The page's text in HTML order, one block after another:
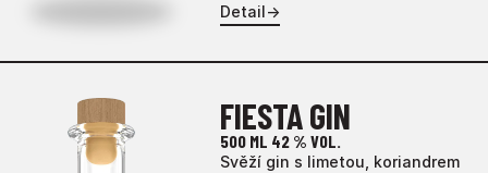
Detail→
FIESTA GIN
500 ML 42 % VOL.
Svěží gin s limetou, koriandrem